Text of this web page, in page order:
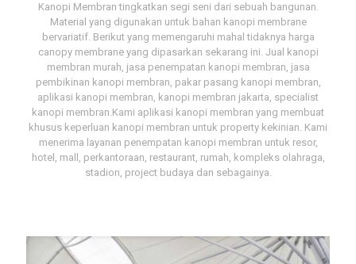
Kanopi Membran tingkatkan segi seni dari sebuah bangunan.
Material yang digunakan untuk bahan kanopi membrane
bervariatif. Berikut yang memengaruhi mahal tidaknya harga
canopy membrane yang dipasarkan sekarang ini. Jual kanopi
membran murah, jasa penempatan kanopi membran, jasa
pembikinan kanopi membran, pakar pasang kanopi membran,
aplikasi kanopi membran, kanopi membran jakarta, specialist
kanopi membran.Kami aplikasi kanopi membran yang membuat
khusus keperluan kanopi membran untuk property kekinian. Kami
menerima layanan penempatan kanopi membran untuk resor,
hotel, mall, perkantoraan, restaurant, rumah, kompleks olahraga,
stadion, project budaya dan sebagainya.